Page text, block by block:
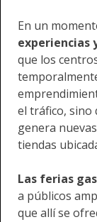
En un
que los
el tráfico, sino
genera
tiendas
Las ferias
a públicos
que allí se